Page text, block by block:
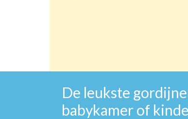
De leukste
babykamer of